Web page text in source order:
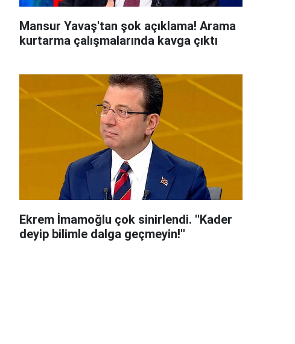
Mansur Yavaş'tan şok açıklama! Arama
kurtarma çalışmalarında kavga çıktı
Ekrem İmamoğlu çok sinirlendi. ''Kader
deyip bilimle dalga geçmeyin!''